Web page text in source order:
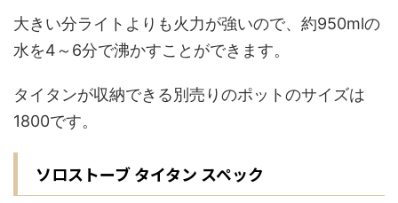
大きい分ライトよりも火力が強いので、約950mlの
水を4～6分で沸かすことができます。
タイタンが収納できる別売りのポットのサイズは
1800です。
ソロストーブ タイタン スペック